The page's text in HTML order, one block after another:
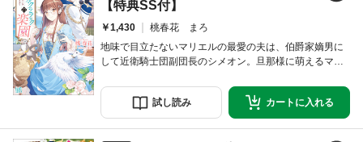
【特典SS付】
￥1,430
桃春花 まろ
地味で目立たないマリエルの最愛の夫は、伯爵家嫡男に
して近衛騎士団副団長のシメオン。旦那様に萌えるマリ
下の結婚式が迫り王都が華やぐ中、社交界の華・オレリ
アが兄ジェラールの求婚を受け入れ周囲は騒然とする。
さらにオレリアの異母妹を名乗る令嬢が現れたことで、
試し読み カートに入れる